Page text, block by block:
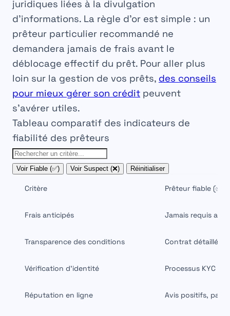
juridiques liées à la divulgation
d’informations. La règle d’or est simple : un
prêteur particulier recommandé ne
demandera jamais de frais avant le
déblocage effectif du prêt. Pour aller plus
loin sur la gestion de vos prêts, des conseils
pour mieux gérer son crédit peuvent
s’avérer utiles.
Tableau comparatif des indicateurs de
fiabilité des prêteurs
Voir Fiable (✅) Voir Suspect (❌) Réinitialiser
Critère Prêteur fiable (✅)
Frais anticipés Jamais requis
Transparence des conditions Contrat détaillé,
Vérification d'identité Processus KYC
Réputation en ligne Avis positifs, pas